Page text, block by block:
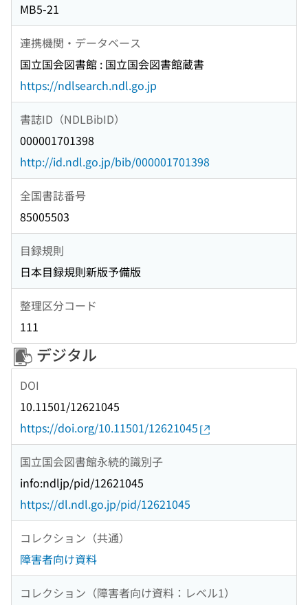
MB5-21
連携機関・データベース
国立国会図書館 : 国立国会図書館蔵書
https://ndlsearch.ndl.go.jp
書誌ID（NDLBibID）
000001701398
http://id.ndl.go.jp/bib/000001701398
全国書誌番号
85005503
目録規則
日本目録規則新版予備版
整理区分コード
111
デジタル
DOI
10.11501/12621045
https://doi.org/10.11501/12621045
国立国会図書館永続的識別子
info:ndljp/pid/12621045
https://dl.ndl.go.jp/pid/12621045
コレクション（共通）
障害者向け資料
コレクション（障害者向け資料：レベル1）